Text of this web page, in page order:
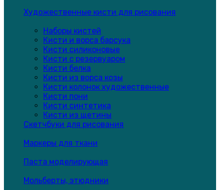
Художественные кисти для рисования
Наборы кистей
Кисти и ворса барсука
Кисти силиконовые
Кисти с резервуаром
Кисти белка
Кисти из ворса козы
Кисти колонок художественные
Кисти пони
Кисти синтетика
Кисти из щетины
Скетчбуки для рисования
Маркеры для ткани
Паста моделирующая
Мольберты, этюдники